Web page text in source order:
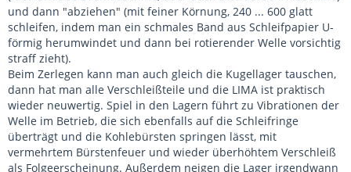
und dann "abziehen" (mit feiner Körnung, 240 ... 600 glatt
schleifen, indem man ein schmales Band aus Schleifpapier U-
förmig herumwindet und dann bei rotierender Welle vorsichtig
straff zieht).
Beim Zerlegen kann man auch gleich die Kugellager tauschen,
dann hat man alle Verschleißteile und die LIMA ist praktisch
wieder neuwertig. Spiel in den Lagern führt zu Vibrationen der
Welle im Betrieb, die sich ebenfalls auf die Schleifringe
überträgt und die Kohlebürsten springen lässt, mit
vermehrtem Bürstenfeuer und wieder überhöhtem Verschleiß
als Folgeerscheinung. Außerdem neigen die Lager irgendwann